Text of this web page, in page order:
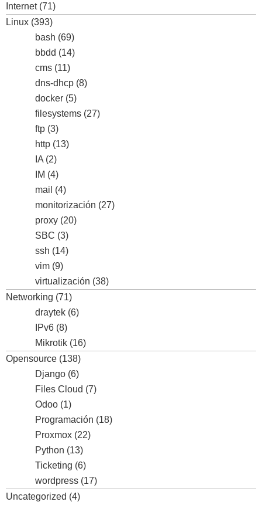
Internet(71)
Linux (393)
bash (69)
bbdd (14)
cms (11)
dns-dhcp (8)
docker (5)
filesystems (27)
ftp (3)
http (13)
IA (2)
IM (4)
mail (4)
monitorización (27)
proxy (20)
SBC (3)
ssh (14)
vim (9)
virtualización (38)
Networking (71)
draytek (6)
IPv6 (8)
Mikrotik (16)
Opensource (138)
Django (6)
Files Cloud (7)
Odoo (1)
Programación (18)
Proxmox (22)
Python (13)
Ticketing (6)
wordpress (17)
Uncategorized (4)